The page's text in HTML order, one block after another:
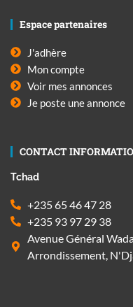
Espace partenaires
J'adhère
Mon compte
Voir mes annonces
Je poste une annonce
CONTACT
Tchad
+235 65 46 47 28
+235 93 97 29 38
Avenue Général
Arrondissement,